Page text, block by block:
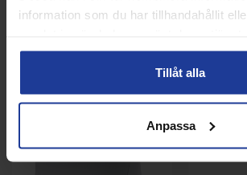
information som du har tillhandahållit
Tillåt alla
Anpassa
ANDRA KÖPTE ÄVEN